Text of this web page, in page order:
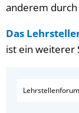
anderem
Das
ist ein weiterer